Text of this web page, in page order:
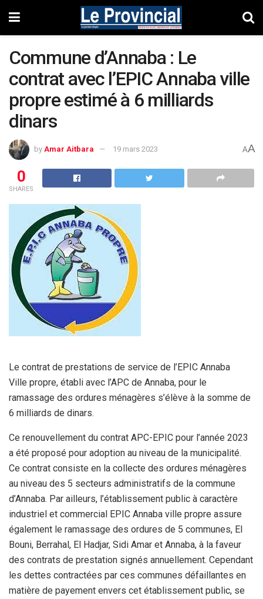
Commune d’Annaba : Le
contrat avec l’EPIC Annaba ville
propre estimé à 6 milliards
dinars
by Amar Aitbara 19 mars 2023 AA
0
SHARES
Le contrat de prestations de service de l’EPIC Annaba
Ville propre, établi avec l’APC de Annaba, pour le
ramassage des ordures ménagères s’élève à la somme de
6 milliards de dinars.
Ce renouvellement du contrat APC-EPIC pour l’année 2023
a été proposé pour adoption au niveau de la municipalité.
Ce contrat consiste en la collecte des ordures ménagères
au niveau des 5 secteurs administratifs de la commune
d’Annaba. Par ailleurs, l’établissement public à caractère
industriel et commercial EPIC Annaba ville propre assure
également le ramassage des ordures de 5 communes, El
Bouni, Berrahal, El Hadjar, Sidi Amar et Annaba, à la faveur
des contrats de prestation signés annuellement. Cependant
les dettes contractées par ces communes défaillantes en
matière de payement envers cet établissement public, se